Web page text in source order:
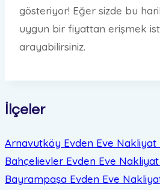
gösteriyor! Eğer sizde bu
uygun bir fiyattan erişmek
arayabilirsiniz.
İlçeler
Arnavutköy Evden Eve Nakliyat
Bahçelievler Evden Eve Nakliyat
Bayrampaşa Evden Eve